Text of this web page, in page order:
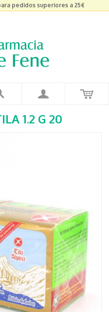
pedidos superiores a 25€
1.2 G 20